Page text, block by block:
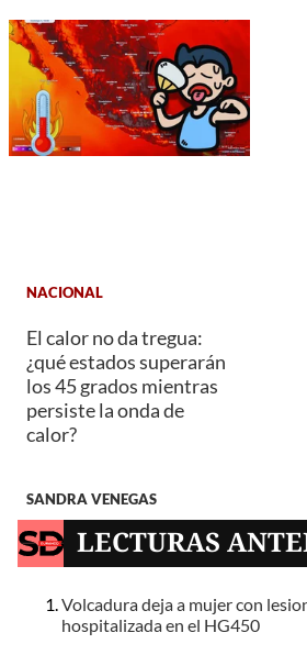
NACIONAL
El calor no da tregua:
¿qué estados superarán
los 45 grados mientras
persiste la onda de
calor?
SANDRA VENEGAS
LECTURAS
Volcadura deja a mujer con
hospitalizada en el HG450